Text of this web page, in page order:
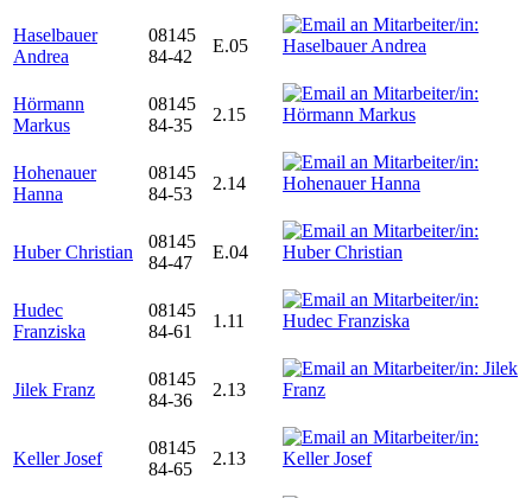
Haselbauer
Andrea
08145
84-42
E.05
Hörmann
Markus
08145
84-35
2.15
Hohenauer
Hanna
08145
84-53
2.14
Huber Christian
08145
84-47
E.04
Hudec
Franziska
08145
84-61
1.11
Jilek Franz
08145
84-36
2.13
Keller Josef
08145
84-65
2.13